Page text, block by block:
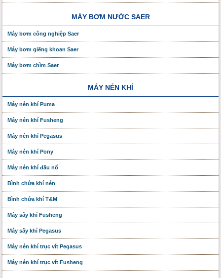
MÁY BƠM NƯỚC SAER
Máy bơm công nghiệp Saer
Máy bơm giếng khoan Saer
Máy bơm chìm Saer
MÁY NÉN KHÍ
Máy nén khí Puma
Máy nén khí Fusheng
Máy nén khí Pegasus
Máy nén khí Pony
Máy nén khí đầu nổ
Bình chứa khí nén
Bình chứa khí T&M
Máy sấy khí Fusheng
Máy sấy khí Pegasus
Máy nén khí trục vít Pegasus
Máy nén khí trục vít Fusheng